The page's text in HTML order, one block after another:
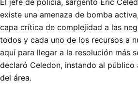
El jefe de policía, sargento Eric
existe una amenaza de bomba
capa crítica de complejidad a las
todos y cada uno de los recursos a
aquí para llegar a la resolución más
declaró Celedon, instando al público
del área.